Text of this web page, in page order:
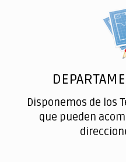
Disponemos de los
que pueden